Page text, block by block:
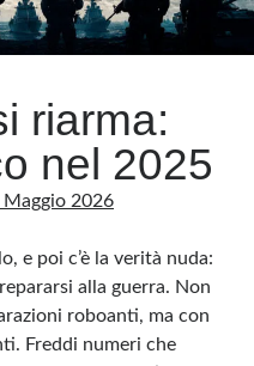
riarma:
nel 2025
Maggio 2026
e poi c’è la verità nuda:
alla guerra. Non
roboanti, ma con
Freddi numeri che